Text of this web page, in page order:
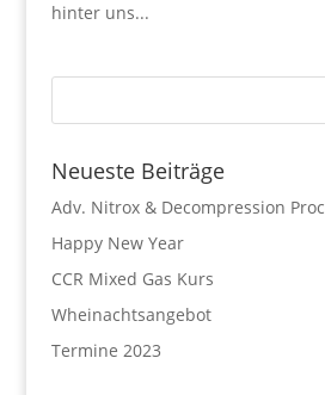
hinter uns...
Neueste Beiträge
Adv. Nitrox & Decompression
Happy New Year
CCR Mixed Gas Kurs
Wheinachtsangebot
Termine 2023